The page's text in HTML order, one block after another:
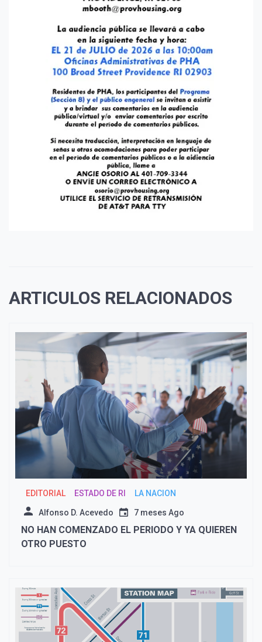
ARTICULOS RELACIONADOS
EDITORIAL ESTADO DE RI LA NACION
Alfonso D. Acevedo 7 meses Ago
NO HAN COMENZADO EL PERIODO Y YA QUIEREN
OTRO PUESTO